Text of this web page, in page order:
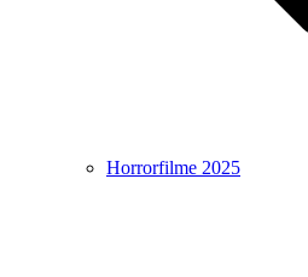
Horrorfilme 2025